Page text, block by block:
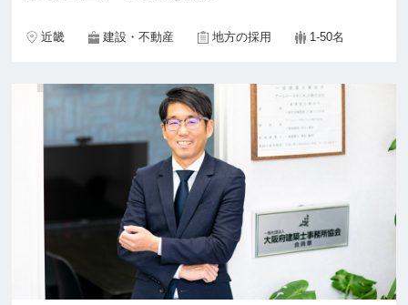
近畿 建設・不動産 地方の採用 1-50名